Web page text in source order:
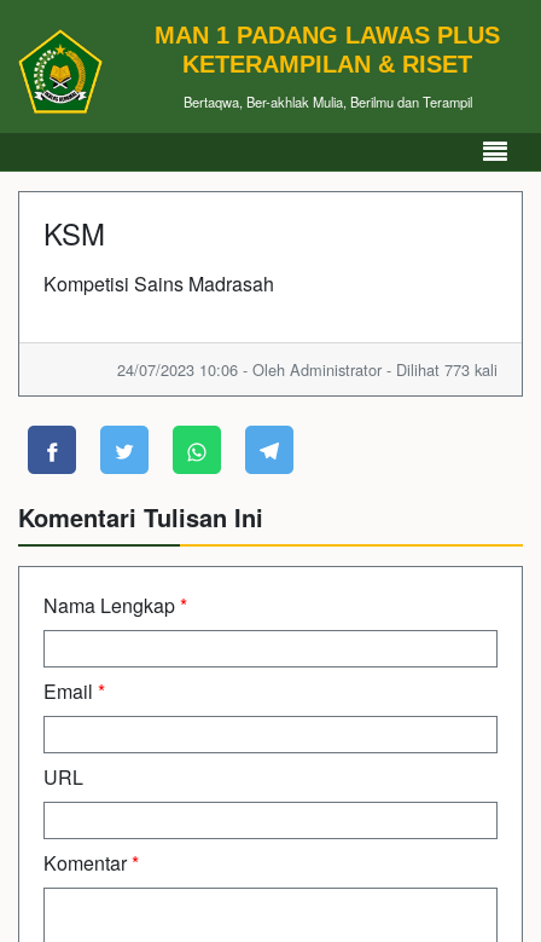
MAN 1 PADANG LAWAS PLUS
KETERAMPILAN & RISET
Bertaqwa, Ber-akhlak Mulia, Berilmu dan Terampil
KSM
Kompetisi Sains Madrasah
24/07/2023 10:06 - Oleh Administrator - Dilihat 773 kali
Komentari Tulisan Ini
Nama Lengkap*
Email *
URL
Komentar*